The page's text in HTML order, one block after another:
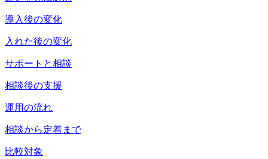
導入後の変化
入れた後の変化
サポートと相談
相談後の支援
運用の流れ
相談から定着まで
比較対象